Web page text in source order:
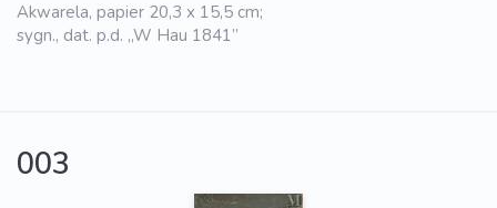
Akwarela, papier 20,3 x 15,5 cm;
sygn., dat. p.d. „W Hau 1841”
003